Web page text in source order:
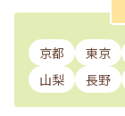
京都 東京
山梨
長野